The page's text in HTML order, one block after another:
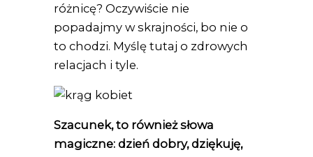
różnicę? Oczywiście nie
popadajmy w skrajności, bo nie o
to chodzi. Myślę tutaj o zdrowych
relacjach i tyle.
Szacunek, to również słowa
magiczne: dzień dobry, dziękuję,